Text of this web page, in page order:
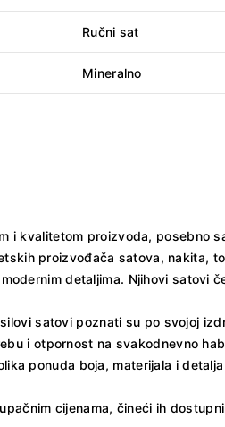
Ručni sat
Mineralno
i kvalitetom proizvoda, posebno
proizvođača satova, nakita,
detaljima. Njihovi satovi
satovi poznati su po svojoj
i otpornost na svakodnevno
ponuda boja, materijala i
cijenama, čineći ih